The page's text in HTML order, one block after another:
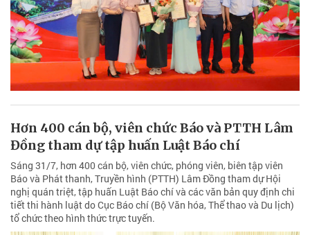
Hơn 400 cán bộ, viên chức Báo và PTTH Lâm
Đồng tham dự tập huấn Luật Báo chí
Sáng 31/7, hơn 400 cán bộ, viên chức, phóng viên, biên tập viên
Báo và Phát thanh, Truyền hình (PTTH) Lâm Đồng tham dự Hội
nghị quán triệt, tập huấn Luật Báo chí và các văn bản quy định chi
tiết thi hành luật do Cục Báo chí (Bộ Văn hóa, Thể thao và Du lịch)
tổ chức theo hình thức trực tuyến.